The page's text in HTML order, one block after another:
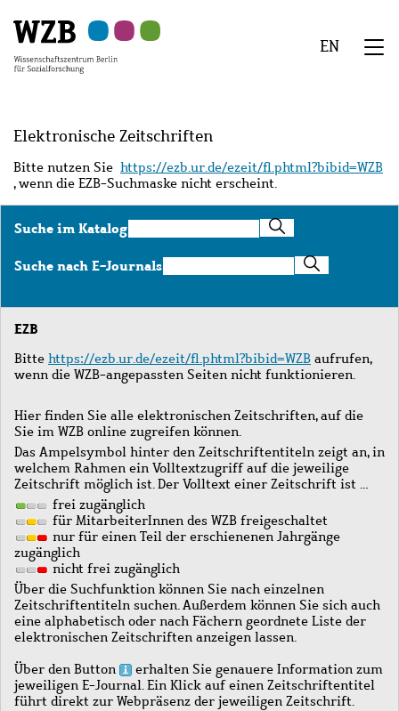
Hauptinhalt
springen
Navigation
springen
Suche
springen
Sekundärnavigation
springen
Fußzeile
springen
EN
Elektronische Zeitschriften
Bitte nutzen Sie https://ezb.ur.de/ezeit/fl.phtml?bibid=WZB
, wenn die EZB-Suchmaske nicht erscheint.
Suche im KatalogSuche
im
Katalog
Suche nach E-JournalsSuche
nach
Journals
EZB
Bitte https://ezb.ur.de/ezeit/fl.phtml?bibid=WZB aufrufen,
wenn die WZB-angepassten Seiten nicht funktionieren.
Hier finden Sie alle elektronischen Zeitschriften, auf die
Sie im WZB online zugreifen können.
Das Ampelsymbol hinter den Zeitschriftentiteln zeigt an, in
welchem Rahmen ein Volltextzugriff auf die jeweilige
Zeitschrift möglich ist. Der Volltext einer Zeitschrift ist …
frei zugänglich
für MitarbeiterInnen des WZB freigeschaltet
nur für einen Teil der erschienenen Jahrgänge
zugänglich
nicht frei zugänglich
Über die Suchfunktion können Sie nach einzelnen
Zeitschriftentiteln suchen. Außerdem können Sie sich auch
eine alphabetisch oder nach Fächern geordnete Liste der
elektronischen Zeitschriften anzeigen lassen.
Über den Button
erhalten Sie genauere Information zum
jeweiligen E-Journal. Ein Klick auf einen Zeitschriftentitel
führt direkt zur Webpräsenz der jeweiligen Zeitschrift.